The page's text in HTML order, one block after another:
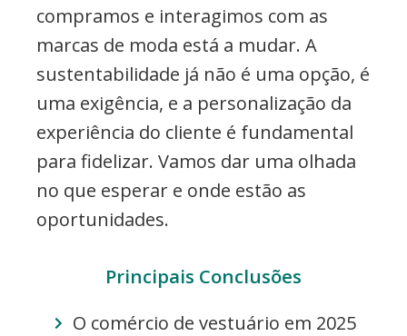
compramos e interagimos com as
marcas de moda está a mudar. A
sustentabilidade já não é uma opção, é
uma exigência, e a personalização da
experiência do cliente é fundamental
para fidelizar. Vamos dar uma olhada
no que esperar e onde estão as
oportunidades.
Principais Conclusões
O comércio de vestuário em 2025